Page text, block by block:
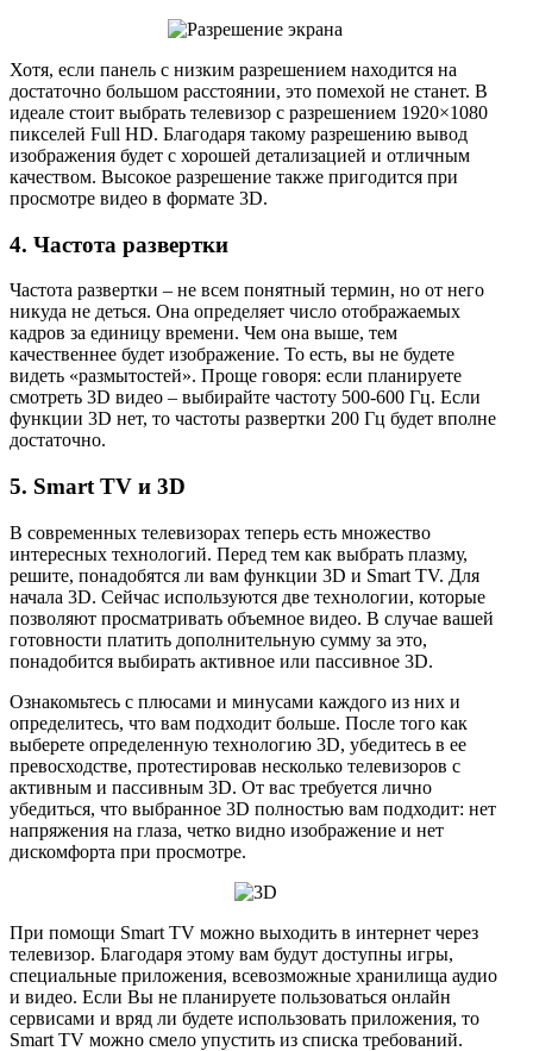
Хотя, если панель с низким разрешением находится на
достаточно большом расстоянии, это помехой не станет. В
идеале стоит выбрать телевизор с разрешением 1920×1080
пикселей Full HD. Благодаря такому разрешению вывод
изображения будет с хорошей детализацией и отличным
качеством. Высокое разрешение также пригодится при
просмотре видео в формате 3D.
4. Частота развертки
Частота развертки – не всем понятный термин, но от него
никуда не деться. Она определяет число отображаемых
кадров за единицу времени. Чем она выше, тем
качественнее будет изображение. То есть, вы не будете
видеть «размытостей». Проще говоря: если планируете
смотреть 3D видео – выбирайте частоту 500-600 Гц. Если
функции 3D нет, то частоты развертки 200 Гц будет вполне
достаточно.
5. Smart TV и 3D
В современных телевизорах теперь есть множество
интересных технологий. Перед тем как выбрать плазму,
решите, понадобятся ли вам функции 3D и Smart TV. Для
начала 3D. Сейчас используются две технологии, которые
позволяют просматривать объемное видео. В случае вашей
готовности платить дополнительную сумму за это,
понадобится выбирать активное или пассивное 3D.
Ознакомьтесь с плюсами и минусами каждого из них и
определитесь, что вам подходит больше. После того как
выберете определенную технологию 3D, убедитесь в ее
превосходстве, протестировав несколько телевизоров с
активным и пассивным 3D. От вас требуется лично
убедиться, что выбранное 3D полностью вам подходит: нет
напряжения на глаза, четко видно изображение и нет
дискомфорта при просмотре.
При помощи Smart TV можно выходить в интернет через
телевизор. Благодаря этому вам будут доступны игры,
специальные приложения, всевозможные хранилища аудио
и видео. Если Вы не планируете пользоваться онлайн
сервисами и вряд ли будете использовать приложения, то
Smart TV можно смело упустить из списка требований.